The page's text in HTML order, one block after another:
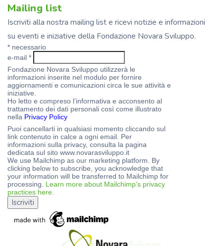
Mailing list
Iscriviti alla nostra mailing list e ricevi notizie e informazioni
su eventi e iniziative della Fondazione Novara Sviluppo.
* necessario
e-mail *
Fondazione Novara Sviluppo utilizzerà le
informazioni inserite nel modulo per fornire
aggiornamenti e comunicazioni circa le sue attività e
iniziative.
Ho letto e compreso l’informativa e acconsento al
trattamento dei dati personali così come illustrato
nella Privacy Policy
Puoi cancellarti in qualsiasi momento cliccando sul
link contenuto in calce a ogni email. Per
informazioni sulla privacy, consulta la pagina
dedicata sul sito www.novarasviluppo.it
We use Mailchimp as our marketing platform. By
clicking below to subscribe, you acknowledge that
your information will be transferred to Mailchimp for
processing. Learn more about Mailchimp’s privacy
practices here.